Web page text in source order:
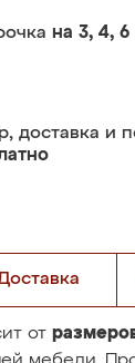
на 3, 4,
доставка и
от